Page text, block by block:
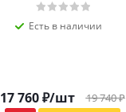
Есть в наличии
17 760₽/шт 19 740₽